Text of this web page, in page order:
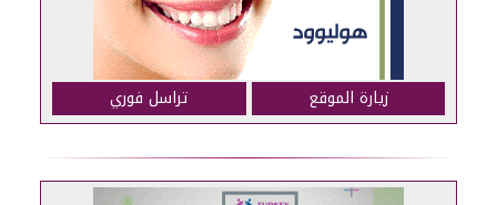
زيارة الموقع تراسل فوري